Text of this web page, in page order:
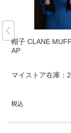
帽子 CLANE
AP
マイストア在庫：
税込